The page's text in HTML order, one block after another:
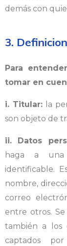
demás con
3.
Para
tomar en
i. Titular:la
son objeto de
ii. Datos
haga a una
identificable.
nombre,
correo
entre otros.
también a los
captados